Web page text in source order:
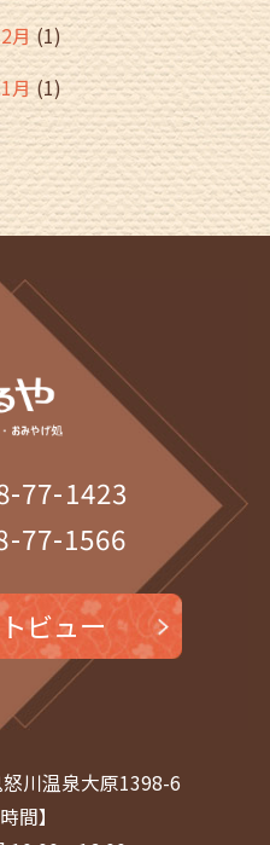
月(1)
月(1)
月(2)
月(2)
月(1)
9月(1)
(1)
7月(1)
月 (1)
月 (1)
月 (1)
月(1)
月(1)
月(1)
77-1423
77-1566
ビュー
川温泉大原1398-6
間】